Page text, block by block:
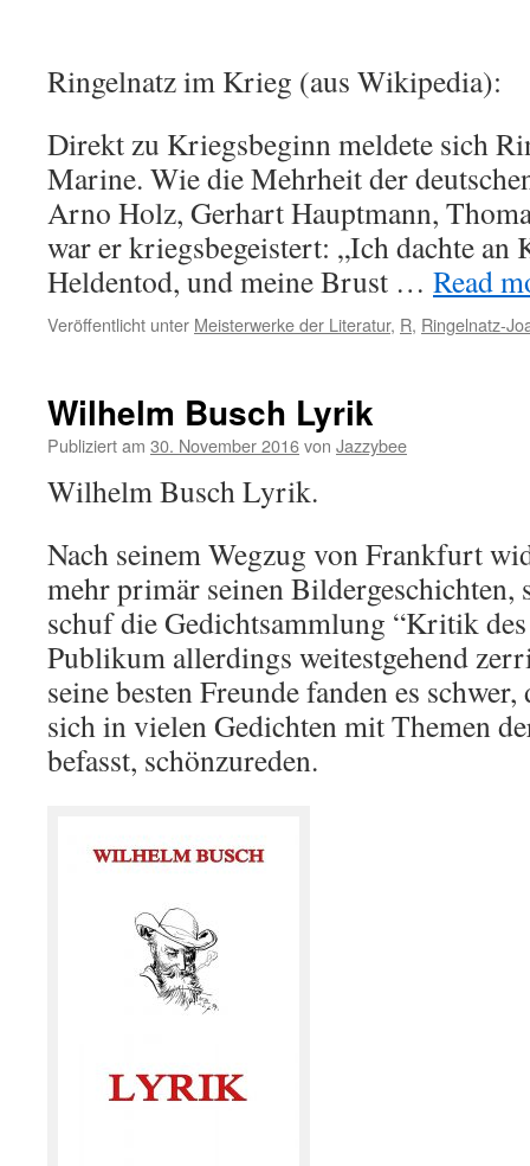
Ringelnatz im Krieg (aus Wikipedia):
Direkt zu Kriegsbeginn meldete sich
Marine. Wie die Mehrheit der
Arno Holz, Gerhart Hauptmann,
war er kriegsbegeistert: „Ich dachte
Heldentod, und meine Brust … Read
Veröffentlicht unter Meisterwerke der Literatur, R, Ringelnatz-
Wilhelm Busch Lyrik
Publiziert am 30. November 2016von Jazzybee
Wilhelm Busch Lyrik.
Nach seinem Wegzug von Frankfurt
mehr primär seinen
schuf die Gedichtsammlung “Kritik
Publikum allerdings weitestgehend
seine besten Freunde fanden es
sich in vielen Gedichten mit Themen
befasst, schönzureden.